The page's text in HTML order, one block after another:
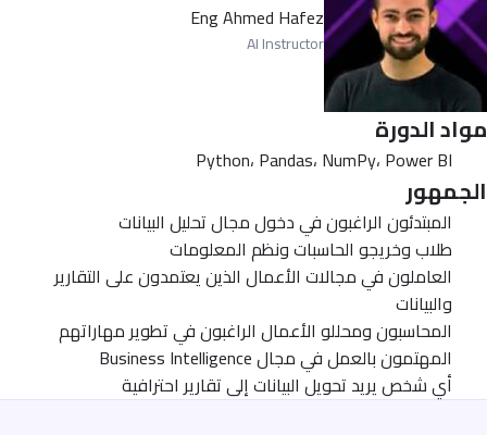
Eng Ahmed Hafez
AI Instructor
مواد الدورة
Python، Pandas، NumPy، Power BI
الجمهور
المبتدئون الراغبون في دخول مجال تحليل البيانات
طلاب وخريجو الحاسبات ونظم المعلومات
العاملون في مجالات الأعمال الذين يعتمدون على التقارير
والبيانات
المحاسبون ومحللو الأعمال الراغبون في تطوير مهاراتهم
المهتمون بالعمل في مجال Business Intelligence
أي شخص يريد تحويل البيانات إلى تقارير احترافية